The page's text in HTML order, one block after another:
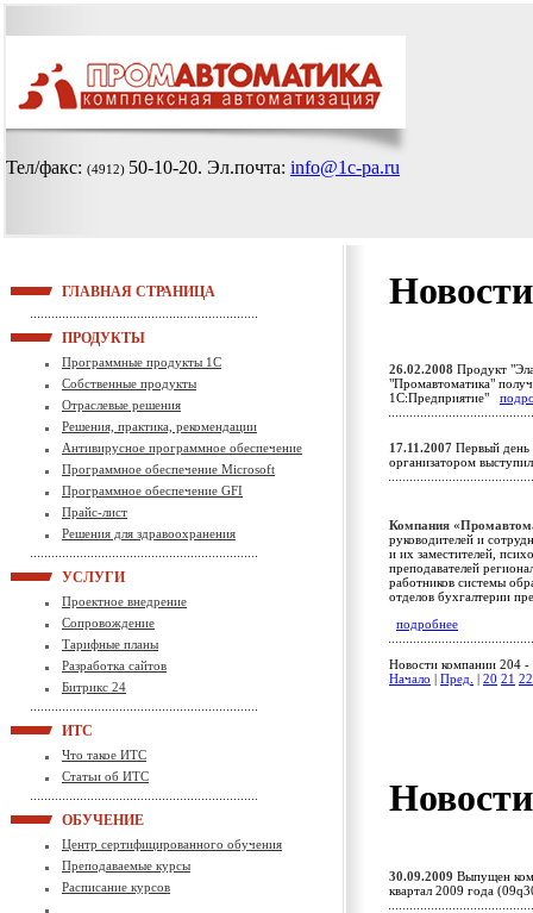
Тел/факс: (4912) 50-10-20. Эл.почта: info@1c-pa.ru
ГЛАВНАЯ СТРАНИЦА
ПРОДУКТЫ
Программные продукты 1С
Собственные продукты
Отраслевые решения
Решения, практика, рекомендации
Антивирусное программное обеспечение
Программное обеспечение Microsoft
Программное обеспечение GFI
Прайс-лист
Решения для здравоохранения
УСЛУГИ
Проектное внедрение
Сопровождение
Тарифные планы
Разработка сайтов
Битрикс 24
ИТС
Что такое ИТС
Статьи об ИТС
ОБУЧЕНИЕ
Центр сертифицированного обучения
Преподаваемые курсы
Расписание курсов
26.02.2008 Продукт
"Промавтоматика"
1С:Предприятие"
17.11.2007 Первый день
организатором
Компания
руководителей и
и их заместителей,
преподавателей
работников системы
отделов бухгалтерии
подробнее
Новости компании 204 -
Начало
Пред. 20 21 22
30.09.2009 Выпущен
квартал 2009 года